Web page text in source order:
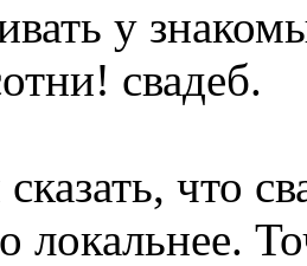
у
свадеб.
что
локальнее.